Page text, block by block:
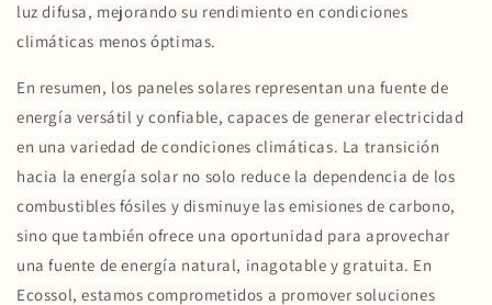
luz difusa, mejorando su rendimiento en condiciones
climáticas menos óptimas.
En resumen, los paneles solares representan una fuente de
energía versátil y confiable, capaces de generar electricidad
en una variedad de condiciones climáticas. La transición
hacia la energía solar no solo reduce la dependencia de los
combustibles fósiles y disminuye las emisiones de carbono,
sino que también ofrece una oportunidad para aprovechar
una fuente de energía natural, inagotable y gratuita. En
Ecossol, estamos comprometidos a promover soluciones